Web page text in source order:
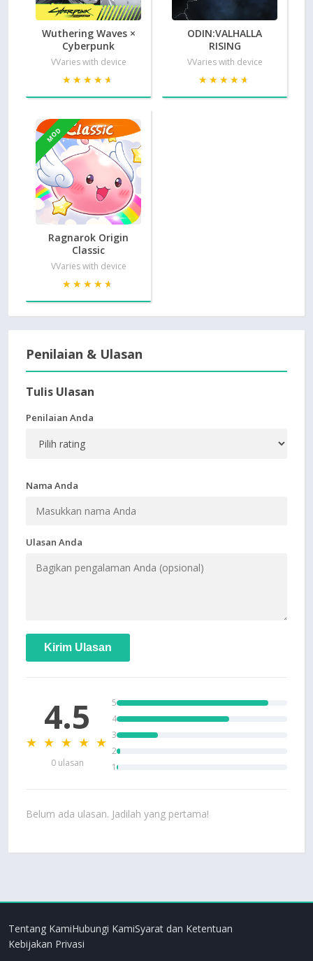
Wuthering Waves ×
Cyberpunk
VVaries with device
★★★★★
★★★★★
ODIN:VALHALLA
RISING
VVaries with device
★★★★★
★★★★★
MOD
Ragnarok Origin
Classic
VVaries with device
★★★★★
★★★★★
Penilaian & Ulasan
Tulis Ulasan
Penilaian Anda
Nama Anda
Ulasan Anda
Kirim Ulasan
4.5
★ ★ ★ ★ ★
0 ulasan
5
4
3
2
1
Belum ada ulasan. Jadilah yang pertama!
Tentang KamiHubungi KamiSyarat dan Ketentuan
Kebijakan Privasi